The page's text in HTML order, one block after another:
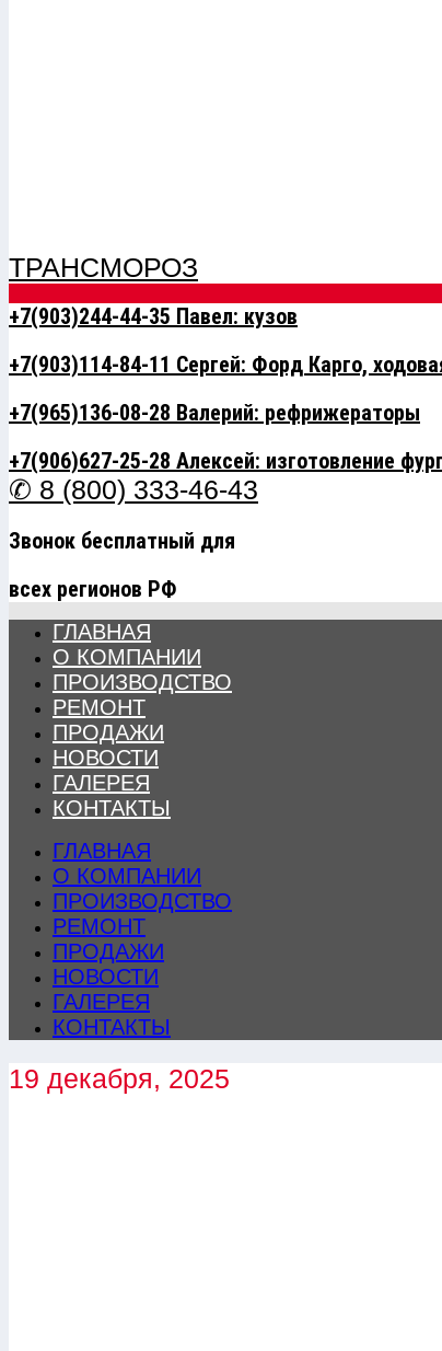
ТРАНСМОРОЗ
+7(903)244-44-35 Павел: кузов
+7(903)114-84-11 Сергей: Форд Карго,
+7(965)136-08-28 Валерий: рефрижераторы
+7(906)627-25-28 Алексей: изготовление
✆ 8 (800) 333-46-43
Звонок бесплатный для
всех регионов РФ
ГЛАВНАЯ
О КОМПАНИИ
ПРОИЗВОДСТВО
РЕМОНТ
ПРОДАЖИ
НОВОСТИ
ГАЛЕРЕЯ
КОНТАКТЫ
ГЛАВНАЯ
О КОМПАНИИ
ПРОИЗВОДСТВО
РЕМОНТ
ПРОДАЖИ
НОВОСТИ
ГАЛЕРЕЯ
КОНТАКТЫ
19 декабря, 2025